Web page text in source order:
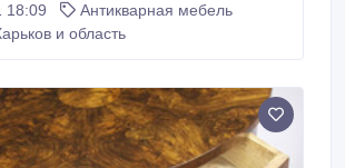
лаковых слоёв, очистка,
утрат любой сложности,
сколов, царапмн, трещин
18:09
Антикварная мебель
и область